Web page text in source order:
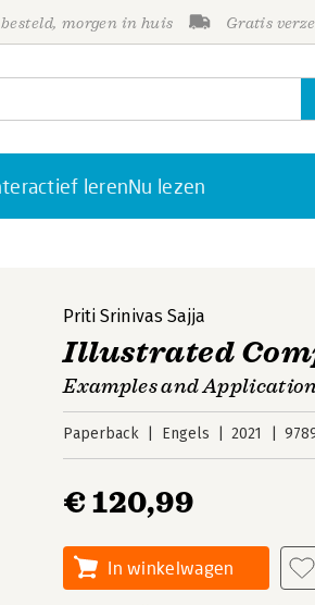
morgen in huis Gratis
lerenNu lezen
Priti Srinivas Sajja
Illustrated
Examples and
Paperback Engels 2021
€ 120,99
In winkelwagen